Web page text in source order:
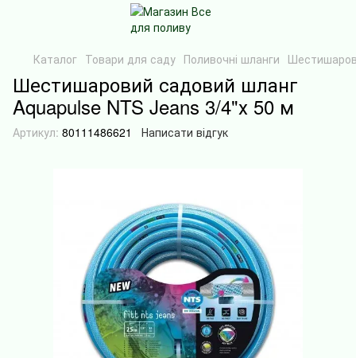
Каталог Товари для саду Поливочні шланги
Шестишаровий садовий шланг
Aquapulse NTS Jeans 3/4"х 50 м
Артикул: 80111486621 Написати відгук